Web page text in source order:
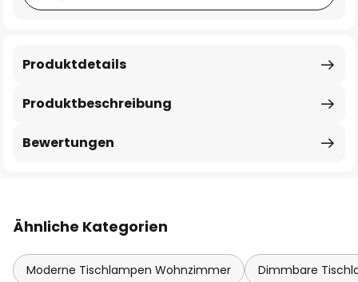
Produktbeschreibung
Produktdetails
Bewertungen
Ähnliche Kategorien
Moderne Tischlampen Wohnzimmer Dimmbare